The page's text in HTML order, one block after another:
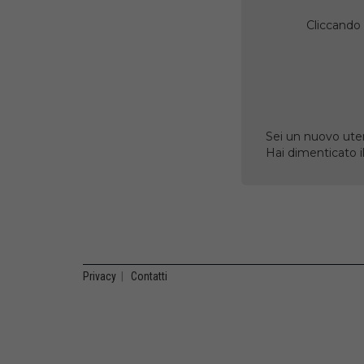
Sei un nuovo
Hai dimenticato
Privacy Contatti